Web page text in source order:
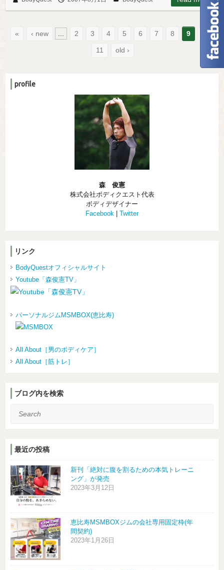
« ‹ new 2 3 4 5 6 7 8 9 10
11 old ›
profile
森 俊憲
株式会社ボディクエスト代表
ボディデザイナー
Facebook
Twitter
リンク
BodyQuestオフィシャルサイト
Youtube「森俊憲TV」
パーソナルジムMSMBOX(恵比寿)
All About［男のボディケア］
All About［筋トレ］
ブログ内を検索
Search
最近の投稿
新刊「絶対に腹を割るための本気トレーニ
ング」が発売
2023年3月12日
恵比寿MSMBOXジムの会社専用固定枠(年
間契約)
2023年1月26日